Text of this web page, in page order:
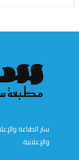
سار للطباعة
والإعلانية.